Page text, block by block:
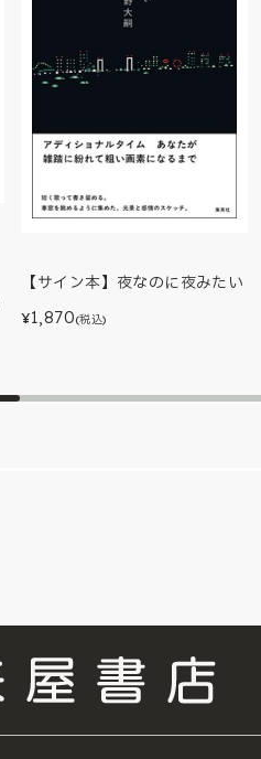
【サイン本】夜なのに夜みたい
¥1,870(税込)